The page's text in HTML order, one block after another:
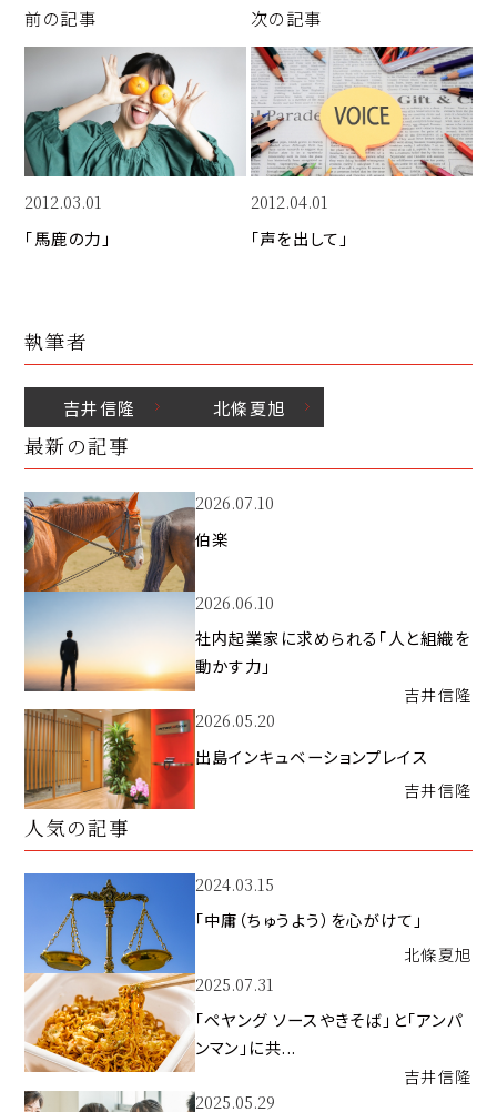
Li
n
k
o
o
k
I
n
前の記事
2012.03.01
「馬鹿の力」
次の記事
2012.04.01
「声を出して」
執筆者
吉井信隆 北條夏旭
最新の記事
2026.07.10
伯楽
2026.06.10
社内起業家に求められる「人と組織を
動かす力」
吉井信隆
2026.05.20
出島インキュベーションプレイス
吉井信隆
人気の記事
2024.03.15
「中庸（ちゅうよう）を心がけて」
北條夏旭
2025.07.31
「ペヤング ソースやきそば」と「アンパ
ンマン」に共...
吉井信隆
2025.05.29